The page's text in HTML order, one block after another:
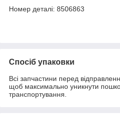
Номер деталі: 8506863
Спосіб упаковки
Всі запчастини перед
щоб максимально уникнути
транспортування.